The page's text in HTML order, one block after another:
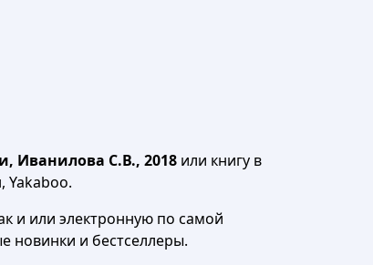
Иванилова С.В., 2018 или книгу в
Yakaboo.
и или электронную по самой
новинки и бестселлеры.